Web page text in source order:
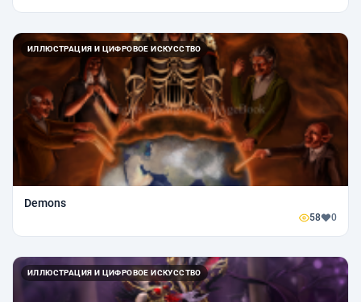
ИЛЛЮСТРАЦИЯ И ЦИФРОВОЕ ИСКУССТВО
Demons
58 0
ИЛЛЮСТРАЦИЯ И ЦИФРОВОЕ ИСКУССТВО